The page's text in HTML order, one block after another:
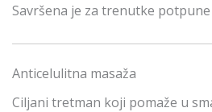
Savršena je za trenutke
Anticelulitna masaža
Ciljani tretman koji pomaže u